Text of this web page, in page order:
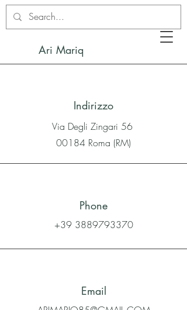
Ari Mariq
Indirizzo
Via Degli Zingari 56
00184 Roma (RM)
Phone
+39 3889793370
Email